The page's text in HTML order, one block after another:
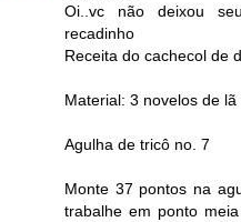
Oi..vc não deixou
recadinho
Receita do cachecol de
Material: 3 novelos de
Agulha de tricô no. 7
Monte 37 pontos na
trabalhe em ponto